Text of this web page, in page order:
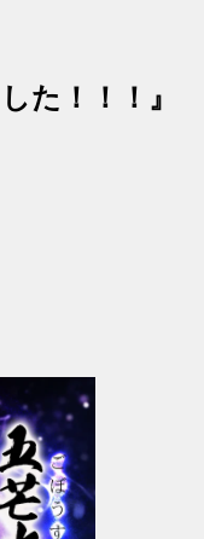
た！！！』